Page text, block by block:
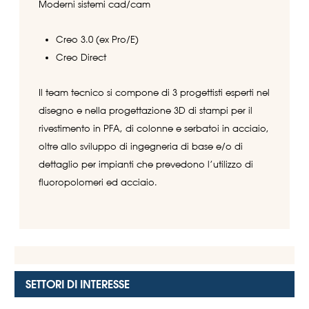
Moderni sistemi cad/cam
Creo 3.0 (ex Pro/E)
Creo Direct
Il team tecnico si compone di 3 progettisti esperti nel
disegno e nella progettazione 3D di stampi per il
rivestimento in PFA, di colonne e serbatoi in acciaio,
oltre allo sviluppo di ingegneria di base e/o di
dettaglio per impianti che prevedono l’utilizzo di
fluoropolomeri ed acciaio.
SETTORI DI INTERESSE